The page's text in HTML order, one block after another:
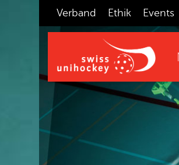
Verband Ethik Events